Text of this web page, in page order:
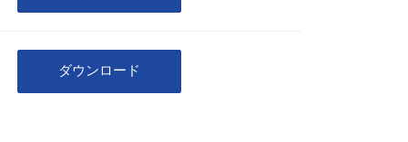
ダウンロード